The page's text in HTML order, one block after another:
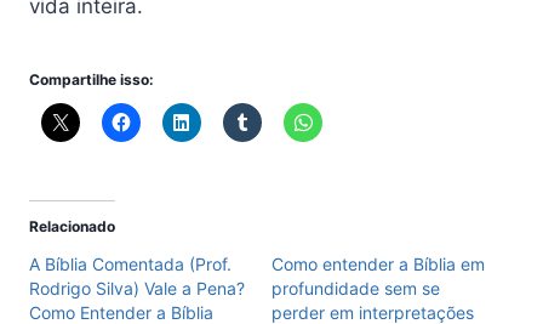
vida inteira.
Compartilhe isso:
Relacionado
A Bíblia Comentada (Prof.
Rodrigo Silva) Vale a Pena?
Como Entender a Bíblia
Como entender a Bíblia em
profundidade sem se
perder em interpretações